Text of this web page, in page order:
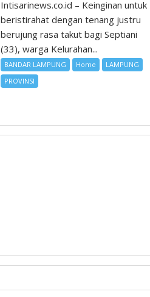
Intisarinews.co.id – Keinginan untuk
beristirahat dengan tenang justru
berujung rasa takut bagi Septiani
(33), warga Kelurahan...
BANDAR LAMPUNG Home
LAMPUNG
PROVINSI